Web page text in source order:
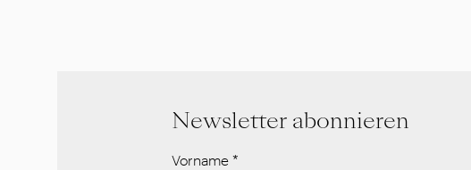
Newsletter abonnieren
Vorname *